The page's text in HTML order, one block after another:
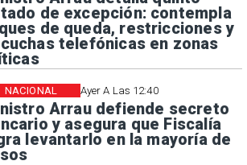
de excepción: contempla
de queda, restricciones y
telefónicas en zonas
Ayer A Las 12:40
Arrau defiende secreto
y asegura que Fiscalía
levantarlo en la mayoría de
NACIONAL